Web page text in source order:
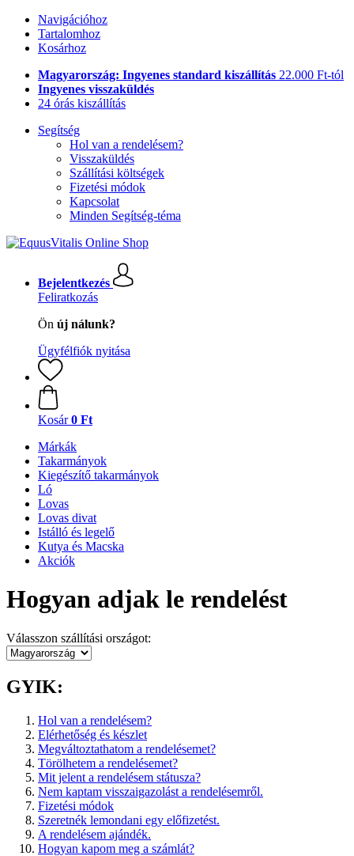
Navigációhoz
Tartalomhoz
Kosárhoz
Magyarország: Ingyenes standard kiszállítás 22.000 Ft-tól
Ingyenes visszaküldés
24 órás kiszállítás
Segítség
Hol van a rendelésem?
Visszaküldés
Szállítási költségek
Fizetési módok
Kapcsolat
Minden Segítség-téma
Bejelentkezés
Feliratkozás
Ön új nálunk?
Ügyfélfiók nyitása
Kosár 0 Ft
Márkák
Takarmányok
Kiegészítő takarmányok
Ló
Lovas
Lovas divat
Istálló és legelő
Kutya és Macska
Akciók
Hogyan adjak le rendelést
Válasszon szállítási országot:
GYIK:
Hol van a rendelésem?
Elérhetőség és készlet
Megváltoztathatom a rendelésemet?
Törölhetem a rendelésemet?
Mit jelent a rendelésem státusza?
Nem kaptam visszaigazolást a rendelésemről.
Fizetési módok
Szeretnék lemondani egy előfizetést.
A rendelésem ajándék.
Hogyan kapom meg a számlát?